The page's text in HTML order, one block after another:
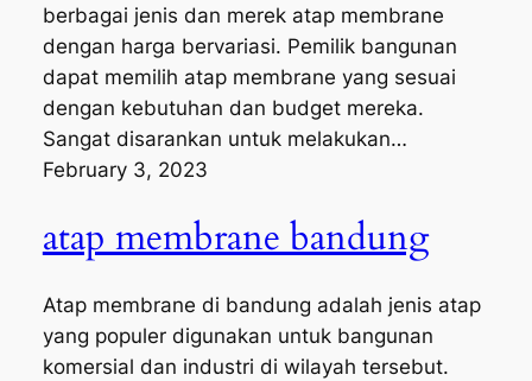
berbagai jenis dan merek atap membrane
dengan harga bervariasi. Pemilik bangunan
dapat memilih atap membrane yang sesuai
dengan kebutuhan dan budget mereka.
Sangat disarankan untuk melakukan…
February 3, 2023
atap membrane bandung
Atap membrane di bandung adalah jenis atap
yang populer digunakan untuk bangunan
komersial dan industri di wilayah tersebut.